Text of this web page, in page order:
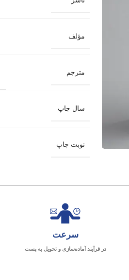
مؤلف
مترجم
سال چاپ
نوبت چاپ
سرعت
در فرآیند آماده‌سازی و تحویل به پست